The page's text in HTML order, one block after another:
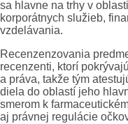
sa hlavne na trhy v
korporátnych služieb,
vzdelávania.
Recenzenzovania
recenzenti, ktorí
a práva, takže tým
diela do oblastí jeho
smerom k
aj právnej regulácie